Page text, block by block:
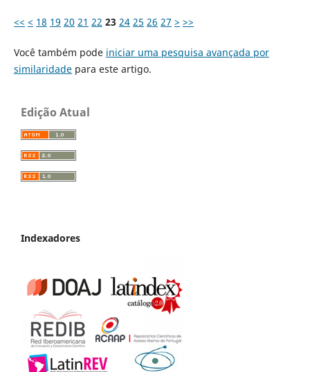
<< < 18 19 20 21 22 23 24 25 26 27 > >>
Você também pode iniciar uma pesquisa avançada por
similaridadepara este artigo.
Edição Atual
Indexadores